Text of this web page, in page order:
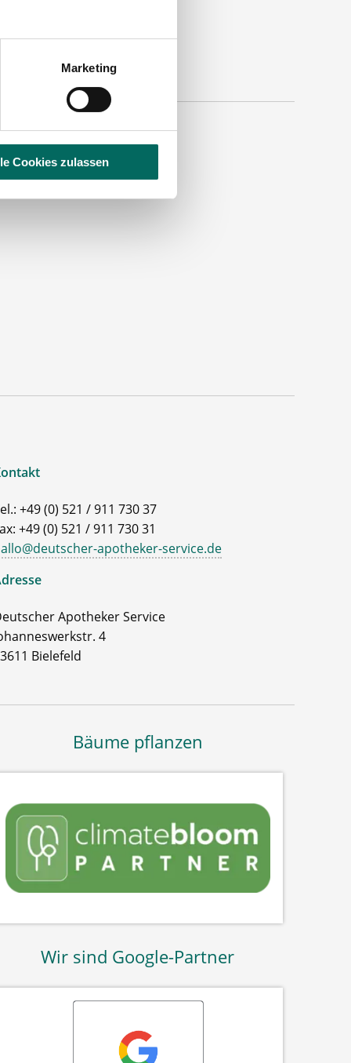
Marketing
Cookies zulassen
der Aisch:
+49 (0) 521 / 911 730 37
+49 (0) 521 / 911 730 31
apotheker-service.de
Apotheker Service
4
Bielefeld
Bäume pflanzen
Wir sind Google-Partner